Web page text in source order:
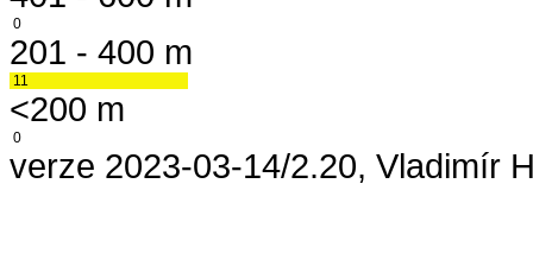
0
201 - 400 m
11
<200 m
0
verze 2023-03-14/2.20, Vladimír